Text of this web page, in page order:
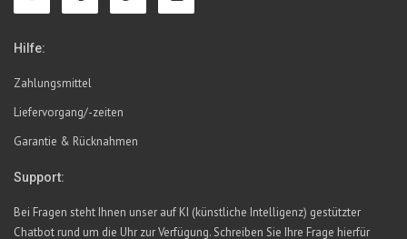
Hilfe:
Zahlungsmittel
Liefervorgang/-zeiten
Garantie & Rücknahmen
Support:
Bei Fragen steht Ihnen unser auf KI (künstliche Intelligenz) gestützter
Chatbot rund um die Uhr zur Verfügung. Schreiben Sie Ihre Frage hierfür